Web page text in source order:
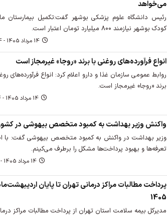
می‌خواهد
رئیس دانشگاه علوم پزشکی بوشهر گفت:تکمیل بیمارستان
کودک بوشهر نیازمند 800 میلیارد تومان اعتبار است.
14 مرداد 1405 - 18:34
انواع فرآورده‌های روغنی با برند «روجا» غیرمجاز است
روابط عمومی سازمان غذا و دارو اعلام کرد: انواع فرآورده‌های
برند «روجا» غیرمجاز است.
14 مرداد 1405 - 16:44
واکنش وزیر بهداشت به کمبود متخصص بیهوشی‌ در
وزیر بهداشت در واکنش به کمبود متخصص بیهوشی گفت: با
تعرفه‌ها و بهبود پرداخت‌ها مشکل را برطرف می‌کینم.
14 مرداد 1405 - 15:01
پرداخت مطالبات مراکز درمانی تهران تا پایان
1405
مدیرکل بیمه سلامت استان تهران از پرداخت مطالبات مراکز